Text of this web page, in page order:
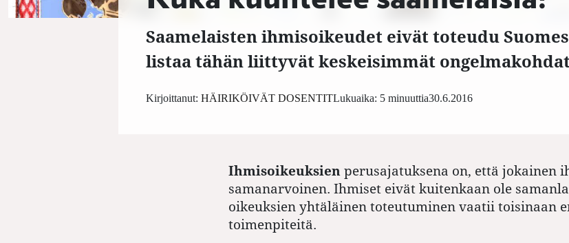
Saamelaisten ihmisoikeudet eivät toteudu
listaa tähän liittyvät keskeisimmät
30.6.2016
Kirjoittanut: HÄIRIKÖIVÄT DOSENTITLukuaika: 5 minuuttia
Ihmisoikeuksien perusajatuksena on, että jokainen
samanarvoinen. Ihmiset eivät kuitenkaan ole
oikeuksien yhtäläinen toteutuminen vaatii toisinaan
toimenpiteitä.